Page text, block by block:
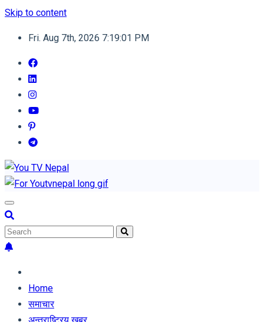
Skip to content
Fri. Aug 7th, 2026 7:19:02 PM
Home
समाचार